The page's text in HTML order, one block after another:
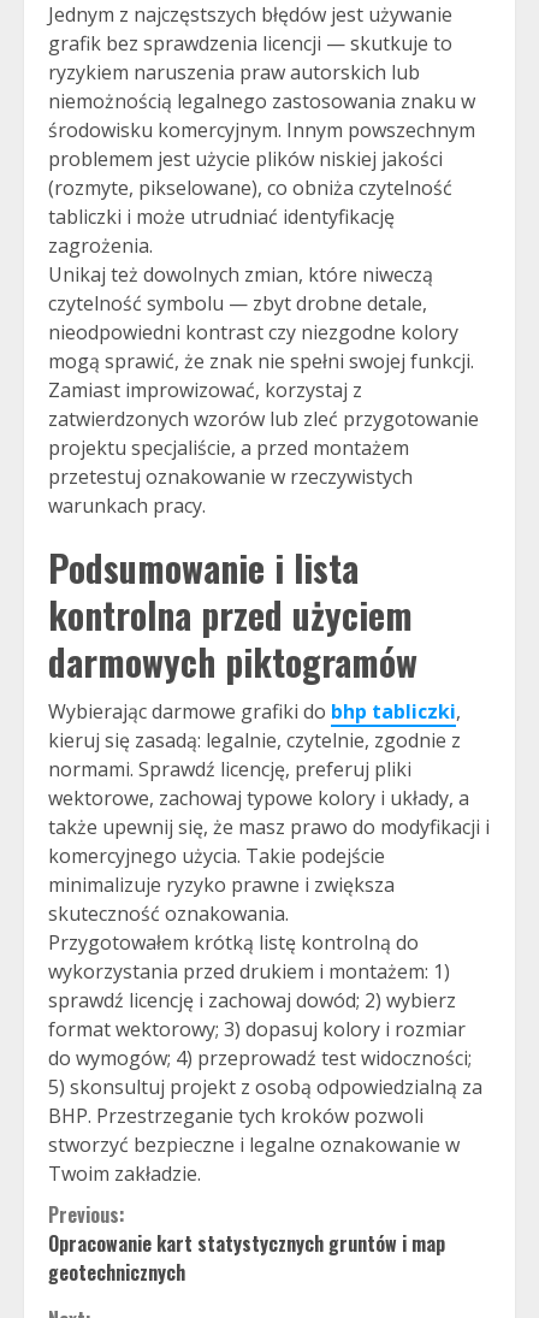
Jednym z najczęstszych błędów jest używanie
grafik bez sprawdzenia licencji — skutkuje to
ryzykiem naruszenia praw autorskich lub
niemożnością legalnego zastosowania znaku w
środowisku komercyjnym. Innym powszechnym
problemem jest użycie plików niskiej jakości
(rozmyte, pikselowane), co obniża czytelność
tabliczki i może utrudniać identyfikację
zagrożenia.
Unikaj też dowolnych zmian, które niweczą
czytelność symbolu — zbyt drobne detale,
nieodpowiedni kontrast czy niezgodne kolory
mogą sprawić, że znak nie spełni swojej funkcji.
Zamiast improwizować, korzystaj z
zatwierdzonych wzorów lub zleć przygotowanie
projektu specjaliście, a przed montażem
przetestuj oznakowanie w rzeczywistych
warunkach pracy.
Podsumowanie i lista
kontrolna przed użyciem
darmowych piktogramów
Wybierając darmowe grafiki do bhp tabliczki,
kieruj się zasadą: legalnie, czytelnie, zgodnie z
normami. Sprawdź licencję, preferuj pliki
wektorowe, zachowaj typowe kolory i układy, a
także upewnij się, że masz prawo do modyfikacji i
komercyjnego użycia. Takie podejście
minimalizuje ryzyko prawne i zwiększa
skuteczność oznakowania.
Przygotowałem krótką listę kontrolną do
wykorzystania przed drukiem i montażem: 1)
sprawdź licencję i zachowaj dowód; 2) wybierz
format wektorowy; 3) dopasuj kolory i rozmiar
do wymogów; 4) przeprowadź test widoczności;
5) skonsultuj projekt z osobą odpowiedzialną za
BHP. Przestrzeganie tych kroków pozwoli
stworzyć bezpieczne i legalne oznakowanie w
Twoim zakładzie.
Continue
Reading
Previous:
Opracowanie kart statystycznych gruntów i map
geotechnicznych